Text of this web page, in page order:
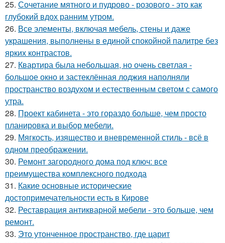
25. Сочетание мятного и пудрово - розового - это как
глубокий вдох ранним утром.
26. Все элементы, включая мебель, стены и даже
украшения, выполнены в единой спокойной палитре без
ярких контрастов.
27. Квартира была небольшая, но очень светлая -
большое окно и застеклённая лоджия наполняли
пространство воздухом и естественным светом с самого
утра.
28. Проект кабинета - это гораздо больше, чем просто
планировка и выбор мебели.
29. Мягкость, изящество и вневременной стиль - всё в
одном преображении.
30. Ремонт загородного дома под ключ: все
преимущества комплексного подхода
31. Какие основные исторические
достопримечательности есть в Кирове
32. Реставрация антикварной мебели - это больше, чем
ремонт.
33. Это утонченное пространство, где царит